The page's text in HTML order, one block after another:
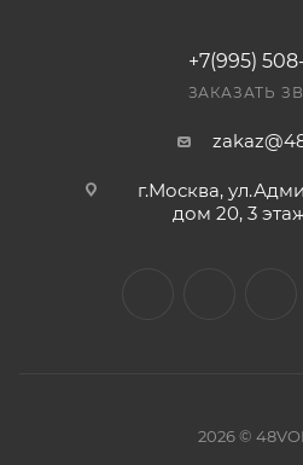
+7(995)
ЗАКАЗАТЬ
г.Москва,
дом 20, 3
2026 ©